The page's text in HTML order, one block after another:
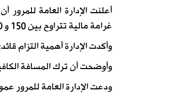
أعلنت الإدارة العامة
غرامة مالية تتراوح بين 150 و 300 ريال، بهدف الحد من الحوادث وتعزيز سلامة مستخدمي الطرق.
وأكدت الإدارة أهمية التزام
وأوضحت أن ترك المسافة
ودعت الإدارة العامة للمرور